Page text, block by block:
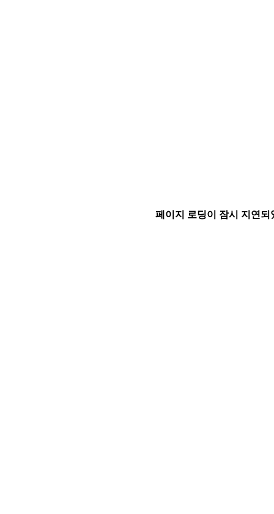
페이지 로딩이 잠시 지연